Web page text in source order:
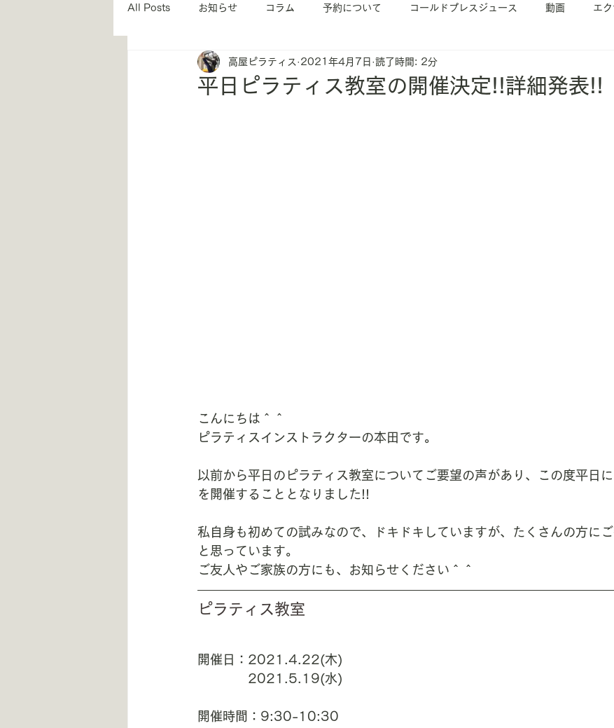
All Posts お知らせ コラム 予約について コールドプレスジュース 動画 エ
インストラクター紹介 姿勢 イベント案内 ヨガ
平日ピラティス教室の開催決定!!詳細発表!!
高屋ピラティス 2021年4月7日 読了時間: 2分
こんにちは＾＾
ピラティスインストラクターの本田です。
以前から平日のピラティス教室についてご要望の声があり、この度平日
を開催することとなりました!!
私自身も初めての試みなので、ドキドキしていますが、たくさんの方に
と思っています。
ご友人やご家族の方にも、お知らせください＾＾
ピラティス教室
開催日：2021.4.22(木)
2021.5.19(水)
開催時間：9:30-10:30